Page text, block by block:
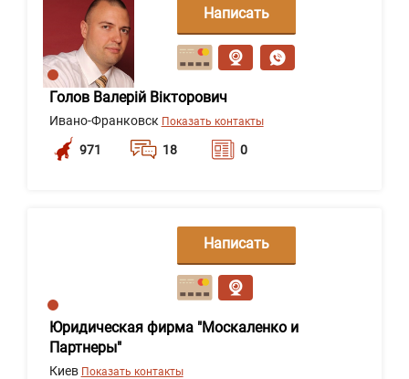
Голов Валерій Вікторович
Ивано-Франковск Показать контакты
971 18 0
Написать
сообщение
Юридическая фирма "Москаленко и
Партнеры"
Киев Показать контакты
Написать
сообщение